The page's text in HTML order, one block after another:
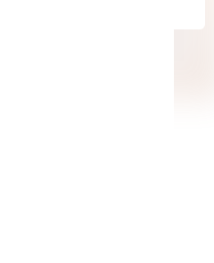
仙剑奇侠世界最新章节...
节列表